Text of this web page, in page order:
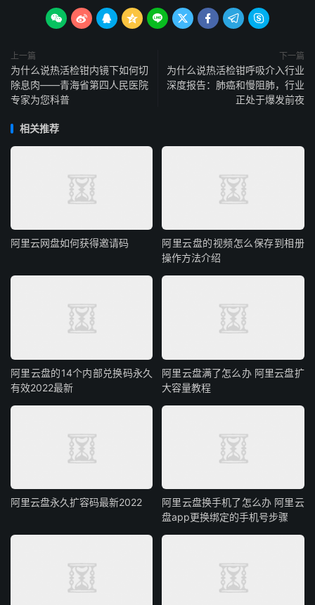
        
上一篇
为什么说热活检钳内镜下如何切
除息肉——青海省第四人民医院
专家为您科普
下一篇
为什么说热活检钳呼吸介入行业
深度报告：肺癌和慢阻肺，行业
正处于爆发前夜
相关推荐
阿里云网盘如何获得邀请码
阿里云盘的视频怎么保存到相册
操作方法介绍
阿里云盘的14个内部兑换码永久
有效2022最新
阿里云盘满了怎么办 阿里云盘扩
大容量教程
阿里云盘永久扩容码最新2022
阿里云盘换手机了怎么办 阿里云
盘app更换绑定的手机号步骤